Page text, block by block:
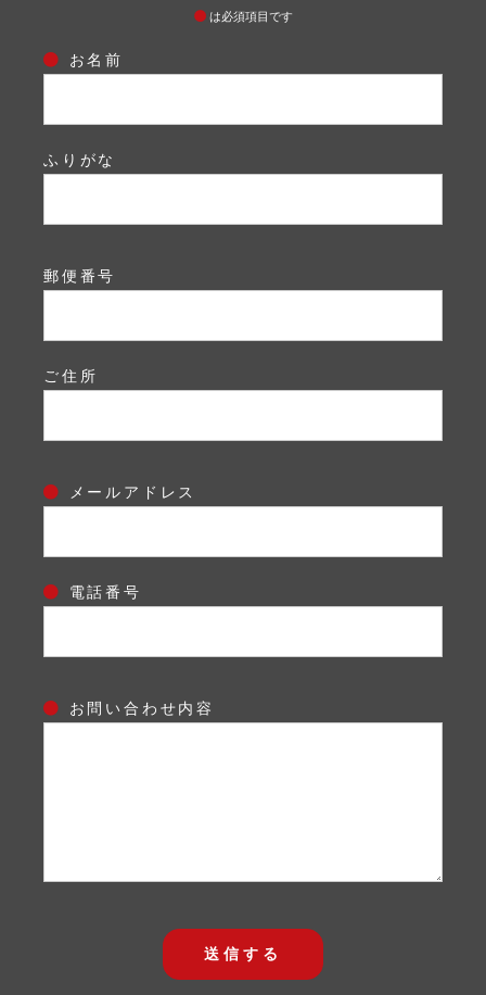
は必須項目です
お名前
ふりがな
郵便番号
ご住所
メールアドレス
電話番号
お問い合わせ内容